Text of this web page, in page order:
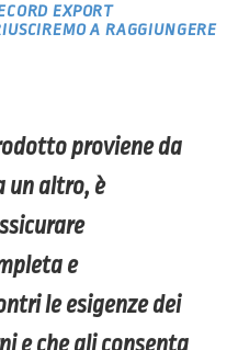
EXPORT
A RAGGIUNGERE
proviene da
un altro, è
e
le esigenze dei
e che gli consenta